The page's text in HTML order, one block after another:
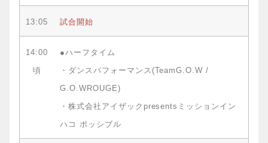
13:05 試合開始
14:00
頃
●ハーフタイム
・ダンスパフォーマンス(TeamG.O.W /
G.O.WROUGE)
・株式会社アイザックpresentsミッションイン
ハコ ポッシブル